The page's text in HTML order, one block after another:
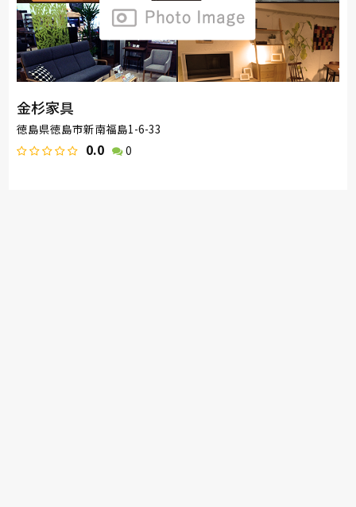
金杉家具
徳島県徳島市新南福島1-6-33
0.0 0